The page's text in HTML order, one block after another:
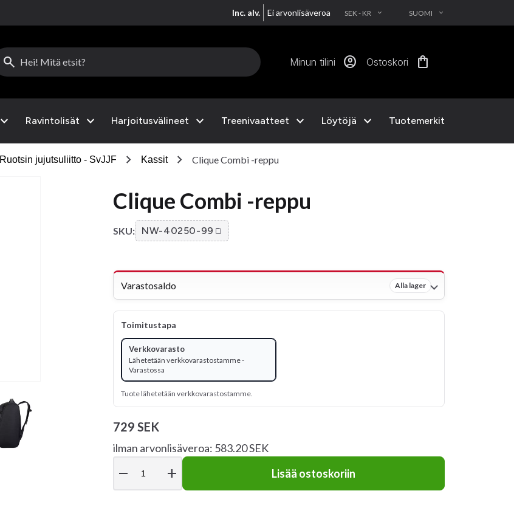
Inc. alv. Ei arvonlisäveroa SEK - KR EXPAND_MORE SUOMI EXPAND_MORE
search Minun tilini account_circle Ostoskori shopping_bag
expand_more Ravintolisät expand_more Harjoitusvälineet expand_more Treenivaatteet expand_more Löytöjä expand_more Tuotemerkit
Ruotsin jujutsuliitto - SvJJF chevron_right Kassit chevron_right Clique Combi -reppu
Clique Combi -reppu
SKU: NW-40250-99
Varastosaldo Alla lager
Toimitustapa
Verkkovarasto
Lähetetään verkkovarastostamme -
Varastossa
Tuote lähetetään verkkovarastostamme.
729 SEK
ilman arvonlisäveroa: 583.20 SEK
remove add Lisää ostoskoriin